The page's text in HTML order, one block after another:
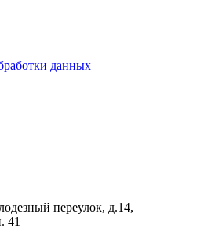
данных
переулок, д.14,
41